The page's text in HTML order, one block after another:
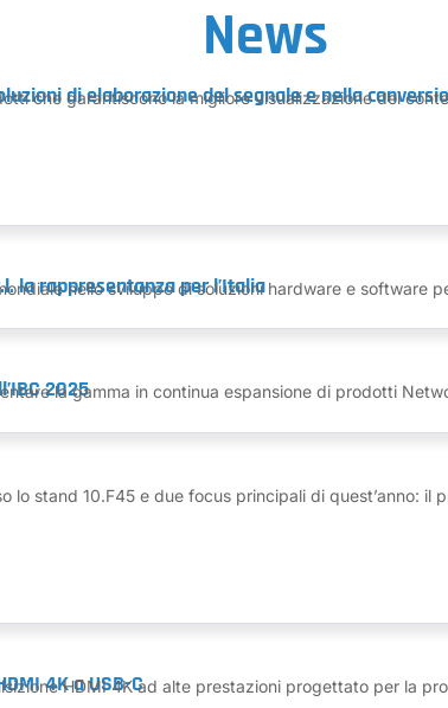
News
di elaborazione del segnale e nella
che garantiscono la migliore visualizzazione dei
la rappresentanza per l’Italia
nello sviluppo di soluzioni hardware e software
2025
la gamma in continua espansione di prodotti
lo stand 10.F45 e due focus principali di quest’anno: il
4K a USB-C
HDMI 4K ad alte prestazioni progettato per la